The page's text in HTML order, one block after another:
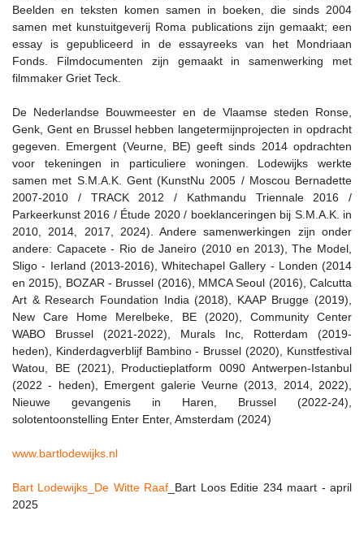
Beelden en teksten komen samen in boeken, die sinds 2004
samen met kunstuitgeverij Roma publications zijn gemaakt; een
essay is gepubliceerd in de essayreeks van het Mondriaan
Fonds. Filmdocumenten zijn gemaakt in samenwerking met
filmmaker Griet Teck.
De Nederlandse Bouwmeester en de Vlaamse steden Ronse,
Genk, Gent en Brussel hebben langetermijnprojecten in opdracht
gegeven. Emergent (Veurne, BE) geeft sinds 2014 opdrachten
voor tekeningen in particuliere woningen. Lodewijks werkte
samen met S.M.A.K. Gent (KunstNu 2005 / Moscou Bernadette
2007-2010 / TRACK 2012 / Kathmandu Triennale 2016 /
Parkeerkunst 2016 / Étude 2020 / boeklanceringen bij S.M.A.K. in
2010, 2014, 2017, 2024). Andere samenwerkingen zijn onder
andere: Capacete - Rio de Janeiro (2010 en 2013), The Model,
Sligo - Ierland (2013-2016), Whitechapel Gallery - Londen (2014
en 2015), BOZAR - Brussel (2016), MMCA Seoul (2016), Calcutta
Art & Research Foundation India (2018), KAAP Brugge (2019),
New Care Home Merelbeke, BE (2020), Community Center
WABO Brussel (2021-2022), Murals Inc, Rotterdam (2019-
heden), Kinderdagverblijf Bambino - Brussel (2020), Kunstfestival
Watou, BE (2021), Productieplatform 0090 Antwerpen-Istanbul
(2022 - heden), Emergent galerie Veurne (2013, 2014, 2022),
Nieuwe gevangenis in Haren, Brussel (2022-24),
solotentoonstelling Enter Enter, Amsterdam (2024)
www.bartlodewijks.nl
Bart Lodewijks_De Witte Raaf _Bart Loos Editie 234 maart - april
2025